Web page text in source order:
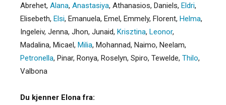
Abrehet, Alana, Anastasiya, Athanasios, Daniels, Eldri,
Elisebeth, Elsi, Emanuela, Emel, Emmely, Florent, Helma,
Ingeleiv, Jenna, Jhon, Junaid, Krisztina, Leonor,
Madalina, Micael, Milia, Mohannad, Naimo, Neelam,
Petronella, Pinar, Ronya, Roselyn, Spiro, Tewelde, Thilo,
Valbona
Du kjenner Elona fra: